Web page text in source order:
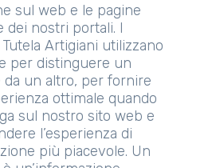
sul web e le pagine
dei nostri portali. I
Artigiani utilizzano
per distinguere un
da un altro, per fornire
ottimale quando
sul nostro sito web e
l’esperienza di
più piacevole. Un